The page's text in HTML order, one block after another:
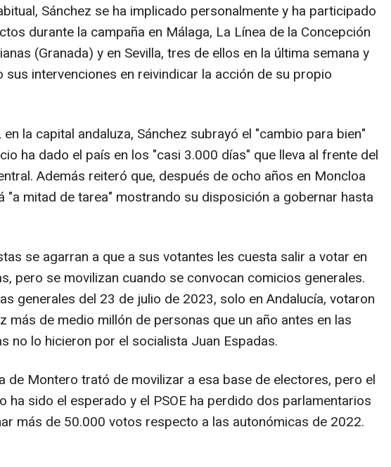
Sánchez se ha implicado personalmente y ha participado
durante la campaña en Málaga, La Línea de la Concepción
(Granada) y en Sevilla, tres de ellos en la última semana y
sus intervenciones en reivindicar la acción de su propio
en la capital andaluza, Sánchez subrayó el "cambio para bien"
ha dado el país en los "casi 3.000 días" que lleva al frente del
Además reiteró que, después de ocho años en Moncloa
"a mitad de tarea" mostrando su disposición a gobernar hasta
se agarran a que a sus votantes les cuesta salir a votar en
pero se movilizan cuando se convocan comicios generales.
generales del 23 de julio de 2023, solo en Andalucía, votaron
más de medio millón de personas que un año antes en las
no lo hicieron por el socialista Juan Espadas.
de Montero trató de movilizar a esa base de electores, pero el
ha sido el esperado y el PSOE ha perdido dos parlamentarios
más de 50.000 votos respecto a las autonómicas de 2022.